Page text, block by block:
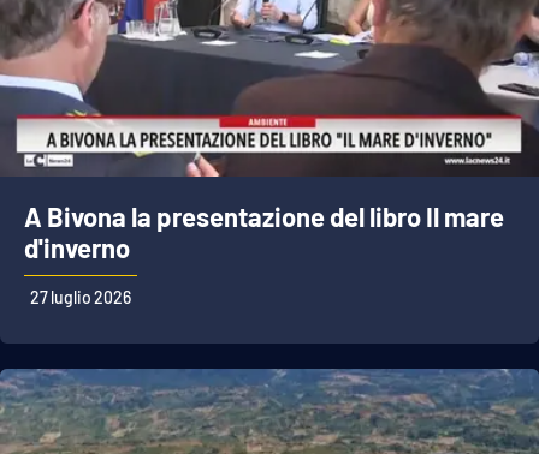
A Bivona la presentazione del libro Il mare
d'inverno
27 luglio 2026